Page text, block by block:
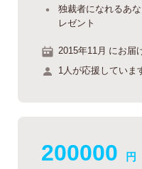
独裁者になれるあ
レゼント
2015年11月 にお届
1人が応援していま
200000 円